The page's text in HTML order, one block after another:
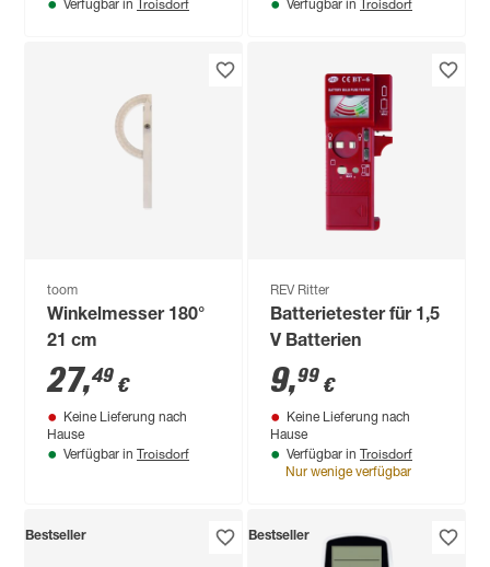
Verfügbar in
Verfügbar in
toom
Winkelmesser 180°
21 cm
27,49 €
Keine Lieferung nach
Hause
Verfügbar in Troisdorf
REV Ritter
Batterietester für 1,5
V Batterien
9,99 €
Keine Lieferung nach
Hause
Verfügbar in Troisdorf
Nur wenige verfügbar
Bestseller Bestseller